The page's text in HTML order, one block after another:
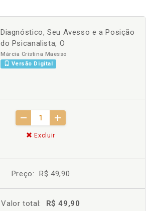
Diagnóstico, Seu Avesso e a Posição
do Psicanalista, O
Márcia Cristina Maesso
Versão Digital
Excluir
Preço: R$ 49,90
Valor total: R$ 49,90